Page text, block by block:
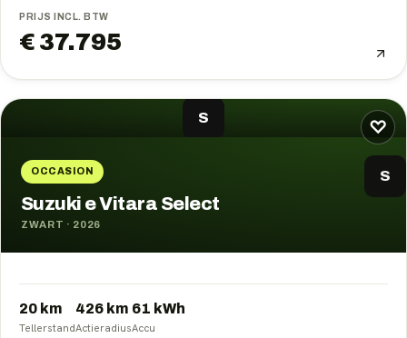
PRIJS INCL. BTW
€ 37.795
♡
S
OCCASION S
Suzuki e Vitara Select
ZWART · 2026
20 km
Tellerstand
426 km
Actieradius
61 kWh
Accu